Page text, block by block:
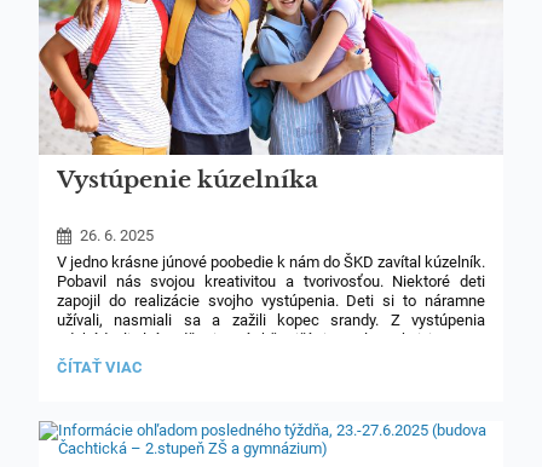
Vystúpenie kúzelníka
26. 6. 2025
V jedno krásne júnové poobedie k nám do ŠKD zavítal kúzelník.
Pobavil nás svojou kreativitou a tvorivosťou. Niektoré deti
zapojil do realizácie svojho vystúpenia. Deti si to náramne
užívali, nasmiali sa a zažili kopec srandy. Z vystúpenia
odchádzali plní nadšenia a tí akčnejší aj s malou rekvizitou.
VYSTÚPENIE
ČÍTAŤ VIAC